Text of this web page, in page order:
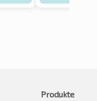
Produkte